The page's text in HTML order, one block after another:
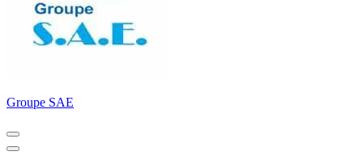
Groupe SAE
Menu
de
Menu